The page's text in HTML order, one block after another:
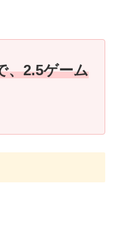
、2.5ゲーム